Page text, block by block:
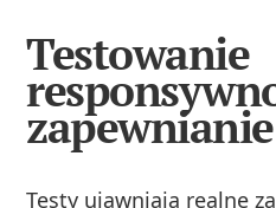
Testowanie
Testy ujawniają realne